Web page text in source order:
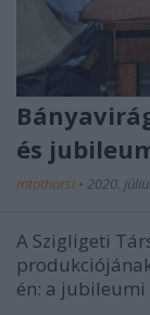
és
mtothorsi • 2020.
A Szigligeti
én: a jubileumi